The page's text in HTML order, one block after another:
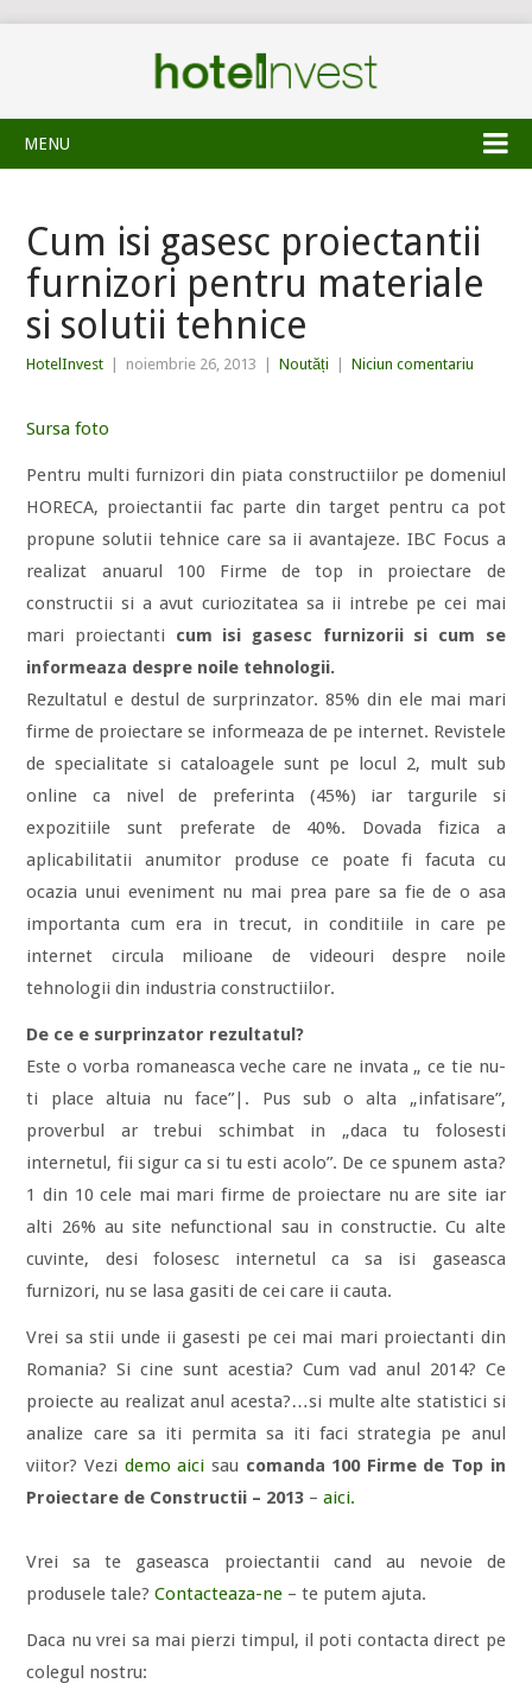
MENU
Cum isi gasesc proiectantii
furnizori pentru materiale
si solutii tehnice
HotelInvest noiembrie 26, 2013 Noutăți Niciun comentariu
Sursa foto
Pentru multi furnizori din piata constructiilor pe domeniul
HORECA, proiectantii fac parte din target pentru ca pot
propune solutii tehnice care sa ii avantajeze. IBC Focus a
realizat anuarul 100 Firme de top in proiectare de
constructii si a avut curiozitatea sa ii intrebe pe cei mai
mari proiectanti cum isi gasesc furnizorii si cum se
informeaza despre noile tehnologii.
Rezultatul e destul de surprinzator. 85% din ele mai mari
firme de proiectare se informeaza de pe internet. Revistele
de specialitate si cataloagele sunt pe locul 2, mult sub
online ca nivel de preferinta (45%) iar targurile si
expozitiile sunt preferate de 40%. Dovada fizica a
aplicabilitatii anumitor produse ce poate fi facuta cu
ocazia unui eveniment nu mai prea pare sa fie de o asa
importanta cum era in trecut, in conditiile in care pe
internet circula milioane de videouri despre noile
tehnologii din industria constructiilor.
De ce e surprinzator rezultatul?
Este o vorba romaneasca veche care ne invata „ ce tie nu-
ti place altuia nu face”|. Pus sub o alta „infatisare”,
proverbul ar trebui schimbat in „daca tu folosesti
internetul, fii sigur ca si tu esti acolo”. De ce spunem asta?
1 din 10 cele mai mari firme de proiectare nu are site iar
alti 26% au site nefunctional sau in constructie. Cu alte
cuvinte, desi folosesc internetul ca sa isi gaseasca
furnizori, nu se lasa gasiti de cei care ii cauta.
Vrei sa stii unde ii gasesti pe cei mai mari proiectanti din
Romania? Si cine sunt acestia? Cum vad anul 2014? Ce
proiecte au realizat anul acesta?…si multe alte statistici si
analize care sa iti permita sa iti faci strategia pe anul
viitor? Vezi demo aici sau comanda 100 Firme de Top in
Proiectare de Constructii – 2013 – aici.
Vrei sa te gaseasca proiectantii cand au nevoie de
produsele tale?Contacteaza-ne – te putem ajuta.
Daca nu vrei sa mai pierzi timpul, il poti contacta direct pe
colegul nostru: